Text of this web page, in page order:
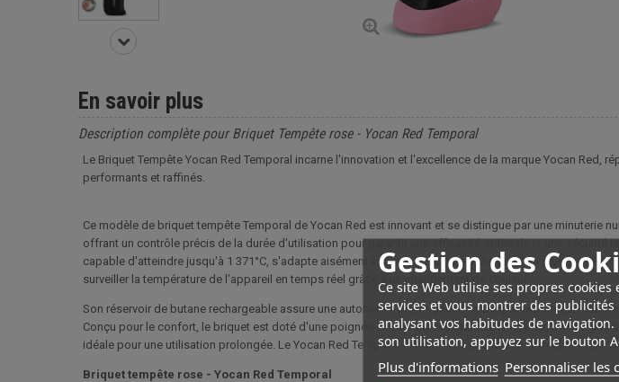
Gestion des
Ce site Web utilise ses propres
services et vous montrer des publicités
analysant vos habitudes de
son utilisation, appuyez sur le bouton
Plus d'informations Personnaliser les
En savoir plus
Description complète pour Briquet Tempête rose - Yocan Red Temporal
Le Briquet Tempête Yocan Red Temporal incarne l'innovation et l'excellence de la marque Yocan Red,
performants et raffinés.
Ce modèle de briquet tempête Temporal de Yocan Red est innovant et se distingue par une minuterie
offrant un contrôle précis de la durée d'utilisation pour garantir une efficacité optimale et une sécurité
capable d'atteindre jusqu'à 1 371°C, s'adapte aisément à divers besoins, tandis que son museau
surveiller la température de l'appareil en temps réel grâce à un changement de couleur.
Son réservoir de butane rechargeable assure une autonomie prolongée et se remplit facilement,
Conçu pour le confort, le briquet est doté d'une poignée en silicone résistante à la chaleur, offrant une
idéale pour une utilisation prolongée. Le Yocan Red Temporal est une véritable fusion de technologie,
Briquet tempête rose - Yocan Red Temporal